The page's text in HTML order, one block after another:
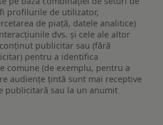
profilurile de utilizator,
de piață, datele analitice)
dvs. și cele ale altor
publicitar sau (fără
pentru a identifica
comune (de exemplu, pentru a
audiențe țintă sunt mai receptive
publicitară sau la un anumit